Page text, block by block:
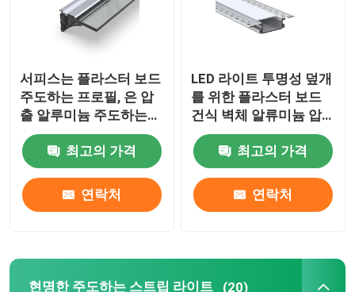
서피스는 플라스터 보드
주도하는 프로필, 은 압
출 알루미늄 주도하는
채널을 탑재했습니다
최고의 가격
연락처
LED 라이트 투명성 덮개
를 위한 플라스터 보드
건식 벽체 알류미늄 압
출
최고의 가격
연락처
현명한 주도하는 스트립 라이트 (20)